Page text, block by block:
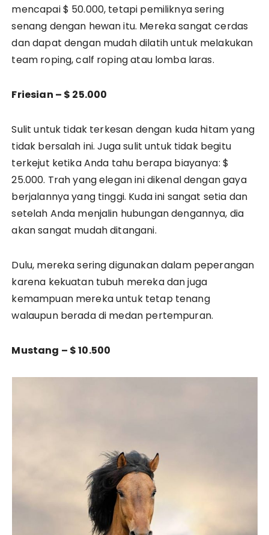
mencapai $ 50.000, tetapi pemiliknya sering
senang dengan hewan itu. Mereka sangat cerdas
dan dapat dengan mudah dilatih untuk melakukan
team roping, calf roping atau lomba laras.
Friesian – $ 25.000
Sulit untuk tidak terkesan dengan kuda hitam yang
tidak bersalah ini. Juga sulit untuk tidak begitu
terkejut ketika Anda tahu berapa biayanya: $
25.000. Trah yang elegan ini dikenal dengan gaya
berjalannya yang tinggi. Kuda ini sangat setia dan
setelah Anda menjalin hubungan dengannya, dia
akan sangat mudah ditangani.
Dulu, mereka sering digunakan dalam peperangan
karena kekuatan tubuh mereka dan juga
kemampuan mereka untuk tetap tenang
walaupun berada di medan pertempuran.
Mustang – $ 10.500